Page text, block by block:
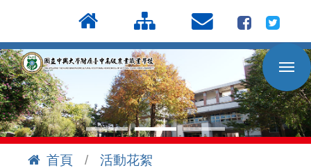
到
主
要
內
容
區
首頁
活動花絮